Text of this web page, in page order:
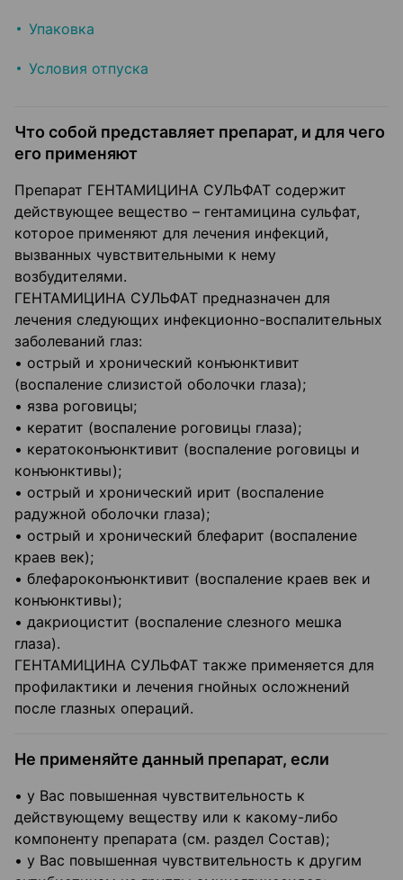
Упаковка
Условия отпуска
Что собой представляет препарат, и для чего
его применяют
Препарат ГЕНТАМИЦИНА СУЛЬФАТ содержит
действующее вещество – гентамицина сульфат,
которое применяют для лечения инфекций,
вызванных чувствительными к нему
возбудителями.
ГЕНТАМИЦИНА СУЛЬФАТ предназначен для
лечения следующих инфекционно-воспалительных
заболеваний глаз:
• острый и хронический конъюнктивит
(воспаление слизистой оболочки глаза);
• язва роговицы;
• кератит (воспаление роговицы глаза);
• кератоконъюнктивит (воспаление роговицы и
конъюнктивы);
• острый и хронический ирит (воспаление
радужной оболочки глаза);
• острый и хронический блефарит (воспаление
краев век);
• блефароконъюнктивит (воспаление краев век и
конъюнктивы);
• дакриоцистит (воспаление слезного мешка
глаза).
ГЕНТАМИЦИНА СУЛЬФАТ также применяется для
профилактики и лечения гнойных осложнений
после глазных операций.
Не применяйте данный препарат, если
• у Вас повышенная чувствительность к
действующему веществу или к какому-либо
компоненту препарата (см. раздел Состав);
• у Вас повышенная чувствительность к другим